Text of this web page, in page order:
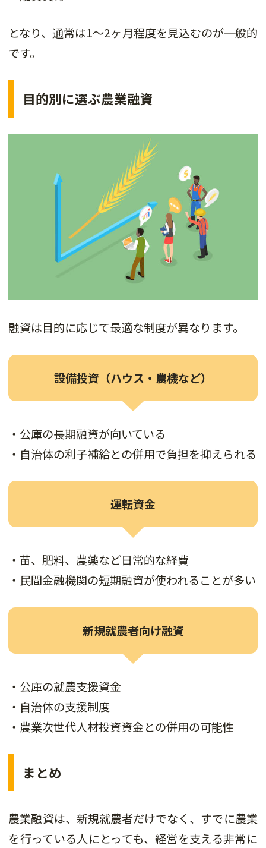
となり、通常は1〜2ヶ月程度を見込むのが一般的
です。
目的別に選ぶ農業融資
融資は目的に応じて最適な制度が異なります。
設備投資（ハウス・農機など）
・公庫の長期融資が向いている
・自治体の利子補給との併用で負担を抑えられる
運転資金
・苗、肥料、農薬など日常的な経費
・民間金融機関の短期融資が使われることが多い
新規就農者向け融資
・公庫の就農支援資金
・自治体の支援制度
・農業次世代人材投資資金との併用の可能性
まとめ
農業融資は、新規就農者だけでなく、すでに農業
を行っている人にとっても、経営を支える非常に